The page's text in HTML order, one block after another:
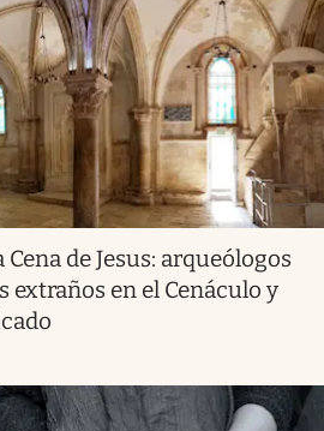
de Jesus: arqueólogos
en el Cenáculo y